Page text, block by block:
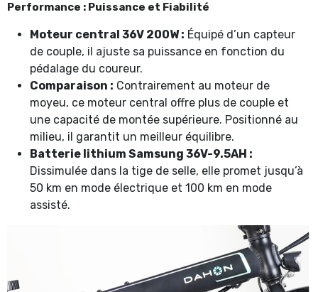
Performance : Puissance et Fiabilité
Moteur central 36V 200W : Équipé d’un capteur
de couple, il ajuste sa puissance en fonction du
pédalage du coureur.
Comparaison : Contrairement au moteur de
moyeu, ce moteur central offre plus de couple et
une capacité de montée supérieure. Positionné au
milieu, il garantit un meilleur équilibre.
Batterie lithium Samsung 36V-9.5AH :
Dissimulée dans la tige de selle, elle promet jusqu’à
50 km en mode électrique et 100 km en mode
assisté.